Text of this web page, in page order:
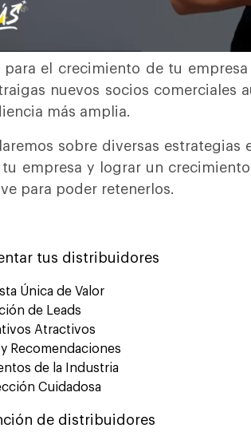
para el crecimiento de tu
nuevos socios comerciales
más amplia.
sobre diversas estrategias
empresa y lograr un
para poder retenerlos.
tus distribuidores
Única de Valor
de Leads
Atractivos
Recomendaciones
de la Industria
Cuidadosa
de distribuidores